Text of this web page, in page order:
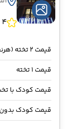
4 ستاره
قیمت 2 تخته (هرنفر)
قیمت 1 تخته
قیمت کودک با
قیمت کودک